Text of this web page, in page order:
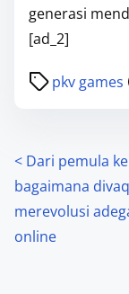
generasi
[ad_2]
pkv games
P
t
a
P
o
s
< Dari pemula
bagaimana
merevolusi
online